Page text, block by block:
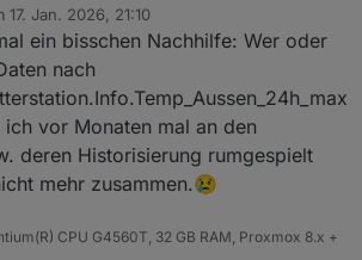
17. Jan. 2026, 21:10
von
ein bisschen Nachhilfe: Wer oder
nach
vor Monaten mal an den
deren Historisierung rumgespielt
mehr zusammen.😢
CPU G4560T, 32 GB RAM, Proxmox 8.x +